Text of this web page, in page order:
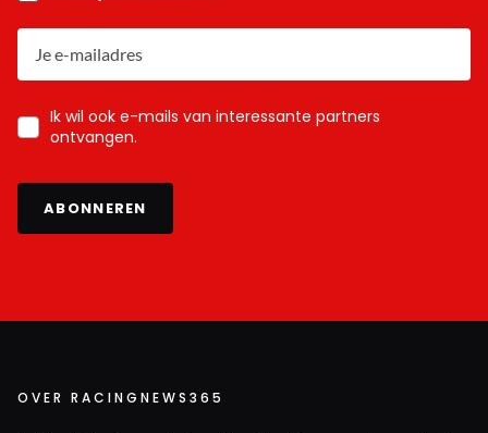
Ik wil ook e-mails van interessante partners
ontvangen.
ABONNEREN
OVER RACINGNEWS365